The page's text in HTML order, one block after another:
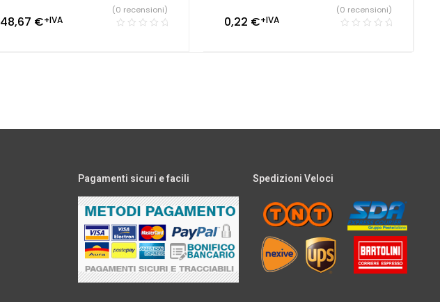
48,67 €+IVA
(0 recensioni)
0,22 €+IVA
(0 recensioni)
Pagamenti sicuri e facili Spedizioni Veloci